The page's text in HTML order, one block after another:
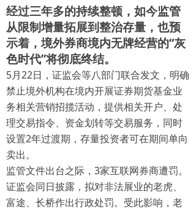
文化娛樂
经过三年多的持续整顿，如今监管
从限制增量拓展到整治存量，也预
示着，境外券商境内无牌经营的“灰
色时代”将彻底终结。
5月22日，证监会等八部门联合发文，明确
禁止境外机构在境内开展证券期货基金业
务相关营销招揽活动，提供相关开户、处
理交易指令、资金划转等交易服务，同时
设置2年过渡期，存量投资者可在期间单向
卖出。
监管文件出台之际，3家互联网券商遭罚。
证监会同日披露，拟对非法展业的老虎、
富途、长桥作出行政处罚。受此影响，老